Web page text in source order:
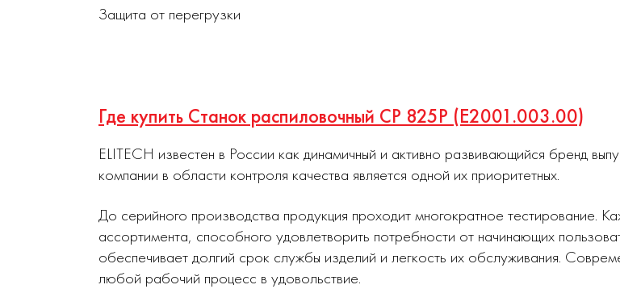
Защита от перегрузки
Где купить Станок распиловочный СР 825P (E2001.003.00)
ELITECH известен в России как динамичный и активно развивающийся бренд
компании в области контроля качества является одной их приоритетных.
До серийного производства продукция проходит многократное тестирование.
ассортимента, способного удовлетворить потребности от начинающих
обеспечивает долгий срок службы изделий и легкость их обслуживания.
любой рабочий процесс в удовольствие.